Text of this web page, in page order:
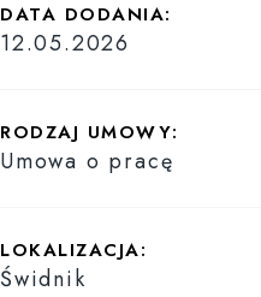
DATA DODANIA:
12.05.2026
RODZAJ UMOWY:
Umowa o pracę
LOKALIZACJA:
Świdnik